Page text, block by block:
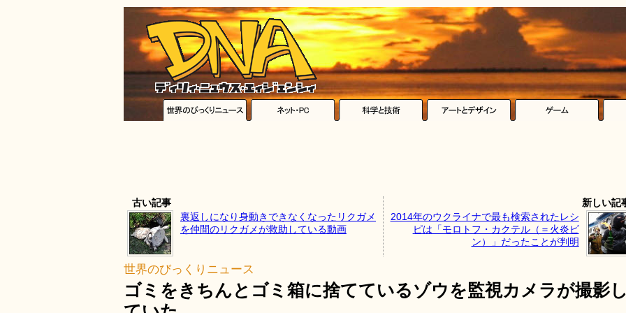
古い記事
裏返しになり身動きできなくなったリクガメ
を仲間のリクガメが救助している動画
新しい記
2014年のウクライナで最も検索されたレシ
ピは「モロトフ・カクテル（＝火炎ビ
ン）」だったことが判明
世界のびっくりニュース
ゴミをきちんとゴミ箱に捨てているゾウを監視カメラが撮影